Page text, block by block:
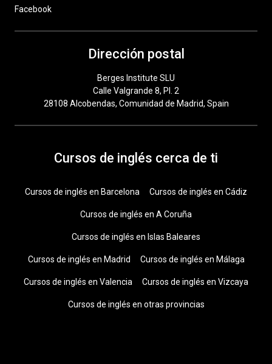
Facebook
Dirección postal
Berges Institute SLU
Calle Valgrande 8, Pl. 2
28108 Alcobendas, Comunidad de Madrid, Spain
Cursos de inglés cerca de ti
Cursos de inglés en Barcelona Cursos de inglés en Cádiz
Cursos de inglés en A Coruña
Cursos de inglés en Islas Baleares
Cursos de inglés en Madrid Cursos de inglés en Málaga
Cursos de inglés en Valencia Cursos de inglés en Vizcaya
Cursos de inglés en otras provincias